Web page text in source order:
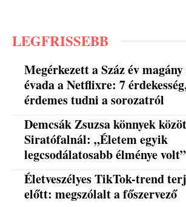
LEGFRISSEBB
Megérkezett a Száz év
évada a Netflixre: 7
érdemes tudni a sorozatról
Demcsák Zsuzsa könnyek
Siratófalnál: „Életem egyik
legcsodálatosabb élménye volt”
Életveszélyes TikTok-trend
előtt: megszólalt a főszervező